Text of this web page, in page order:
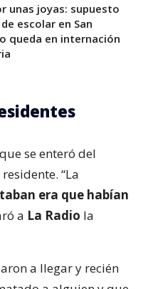
unas joyas: supuesto
escolar en San
queda en internación
se enteró del
“La
era que habían
a La Radio la
a llegar y recién